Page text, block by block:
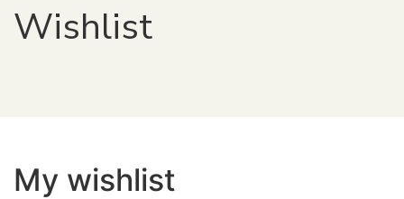
Wishlist
My wishlist